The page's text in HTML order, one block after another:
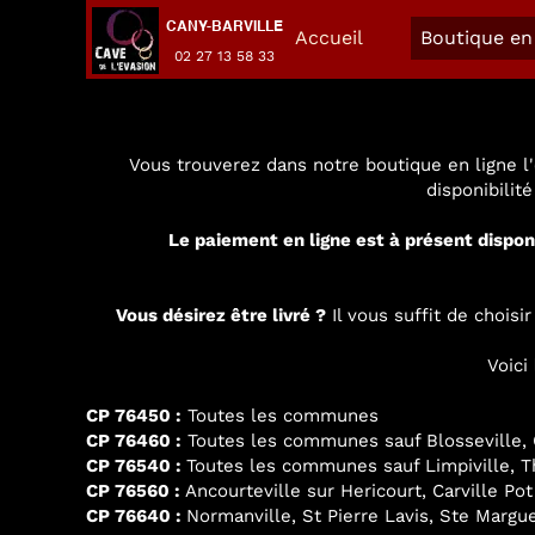
Accueil Boutique
CANY-BARVILLE
02 27 13 58 33
Vous trouverez dans notre boutique en ligne
Le paiement en ligne est à présent
Vous désirez être livré ? Il vous suffit de
Voici
CP 76450 : Toutes les communes
CP 76460 : Toutes les communes sauf
CP 76540 : Toutes les communes sauf Limpiville,
CP 76560 : Ancourteville sur Hericourt, Carville
CP 76640 : Normanville, St Pierre Lavis, Ste